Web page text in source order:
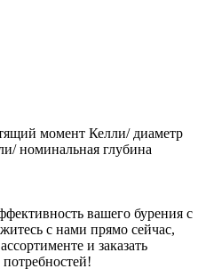
момент Келли/ диаметр
номинальная глубина
вашего бурения с
с нами прямо сейчас,
и заказать